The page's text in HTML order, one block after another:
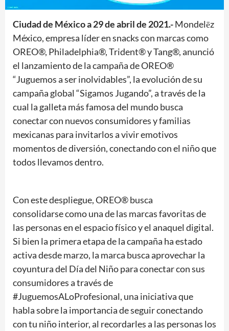
Ciudad de México a 29 de abril de 2021.-Mondelēz
México, empresa líder en snacks con marcas como
OREO®, Philadelphia®, Trident® y Tang®, anunció
el lanzamiento de la campaña de OREO®
“Juguemos a ser inolvidables”, la evolución de su
campaña global “Sigamos Jugando”, a través de la
cual la galleta más famosa del mundo busca
conectar con nuevos consumidores y familias
mexicanas para invitarlos a vivir emotivos
momentos de diversión, conectando con el niño que
todos llevamos dentro.
Con este despliegue, OREO® busca
consolidarse como una de las marcas favoritas de
las personas en el espacio físico y el anaquel digital.
Si bien la primera etapa de la campaña ha estado
activa desde marzo, la marca busca aprovechar la
coyuntura del Día del Niño para conectar con sus
consumidores a través de
#JuguemosALoProfesional, una iniciativa que
habla sobre la importancia de seguir conectando
con tu niño interior, al recordarles a las personas los